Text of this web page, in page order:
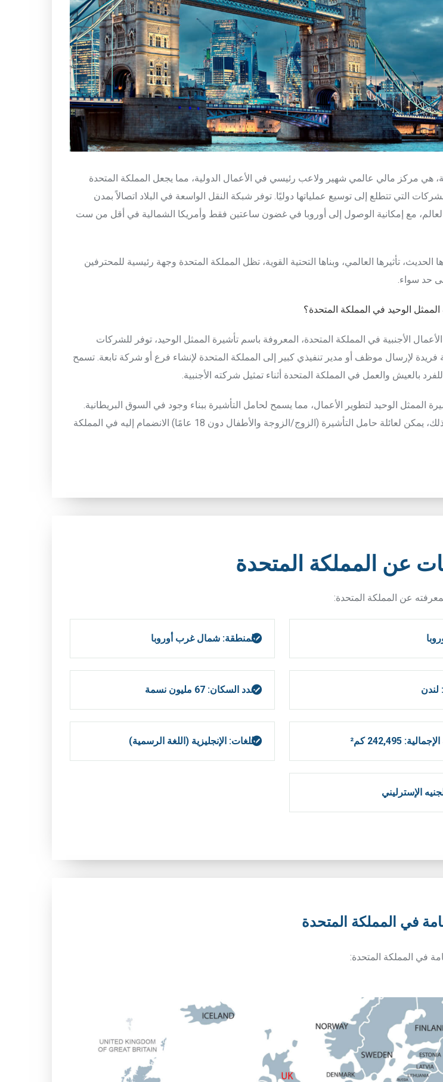
، هي مركز مالي عالمي شهير ولاعب رئيسي في الأعمال الدولية، مما يجعل المملكة المتحدة
التي تتطلع إلى توسيع عملياتها دوليًا. توفر شبكة النقل الواسعة في البلاد اتصالاً بمدن
العالم، مع إمكانية الوصول إلى أوروبا في غضون ساعتين فقط وأمريكا الشمالية في أقل من ست
الحديث، تأثيرها العالمي، وبناها التحتية القوية، تظل المملكة المتحدة وجهة رئيسية للمحترفين
حد سواء.
الممثل الوحيد في المملكة المتحدة؟
الأعمال الأجنبية في المملكة المتحدة، المعروفة باسم تأشيرة الممثل الوحيد، توفر للشركات
فريدة لإرسال موظف أو مدير تنفيذي كبير إلى المملكة المتحدة لإنشاء فرع أو شركة تابعة. تسمح
للفرد بالعيش والعمل في المملكة المتحدة أثناء تمثيل شركته الأجنبية.
الممثل الوحيد لتطوير الأعمال، مما يسمح لحامل التأشيرة ببناء وجود في السوق البريطانية.
ذلك، يمكن لعائلة حامل التأشيرة ( الزوج/ الزوجة والأطفال دون عامًا) الانضمام إليه في المملكة
عن المملكة المتحدة
عن المملكة المتحدة:
المنطقة: شمال غرب أوروبا
لندن عدد السكان: 67 مليون نسمة
242,495 كم² اللغات: الإنجليزية (اللغة الرسمية)
الإسترليني
في المملكة المتحدة
في المملكة المتحدة: